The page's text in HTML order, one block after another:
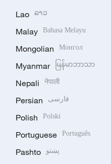
Lao ລາວ
Malay Bahasa Melayu
Mongolian Монгол
Myanmar မြန်မာဘာသာ
Nepali नेपाली
Persian فارسی
Polish Polski
Portuguese Português
Pashto پښتو